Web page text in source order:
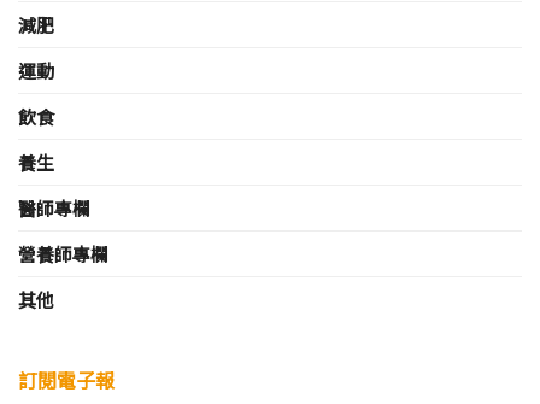
減肥
運動
飲食
養生
醫師專欄
營養師專欄
其他
訂閱電子報